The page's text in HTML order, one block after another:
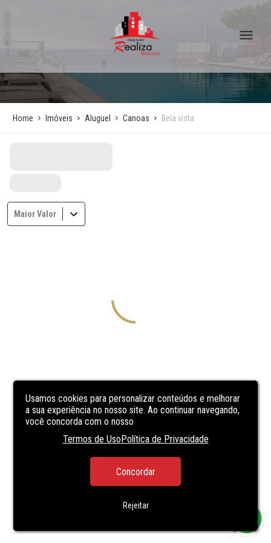
Usamos cookies para personalizar conteúdos e melhorar
a sua experiência no nosso site. Ao continuar navegando,
você concorda com o nosso
Termos de UsoPolítica de Privacidade
Concordar
Rejeitar
Home Imóveis Aluguel Canoas Bela vista
Maior Valor